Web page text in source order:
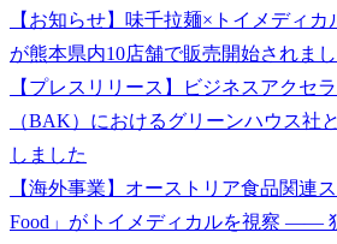
【お知らせ】味千拉麺×トイメディ
が熊本県内10店舗で販売開始されま
【プレスリリース】ビジネスアクセ
（BAK）におけるグリーンハウス社
しました
【海外事業】オーストリア食品関連
Food」がトイメディカルを視察 ――